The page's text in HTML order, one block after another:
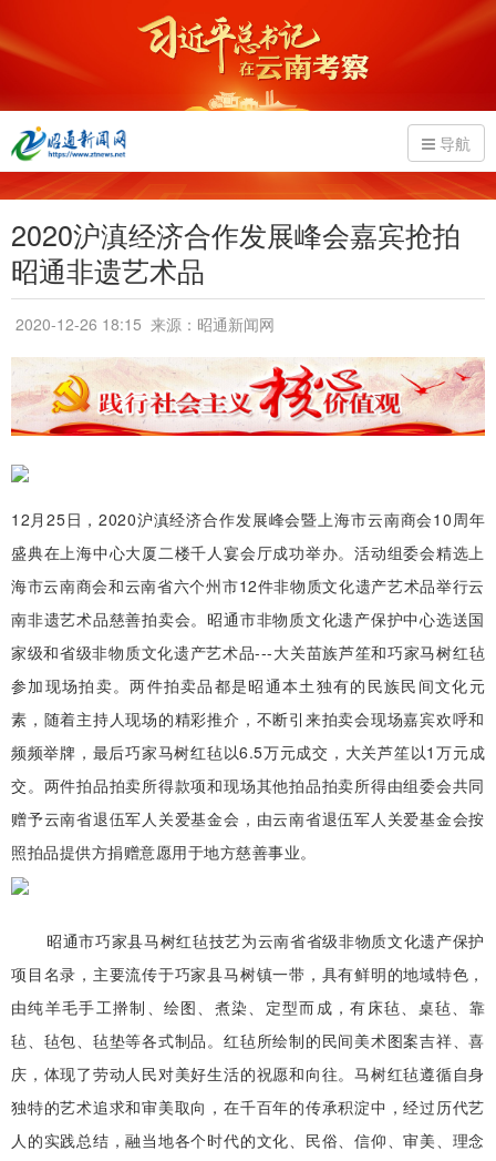
导航
2020沪滇经济合作发展峰会嘉宾抢拍
昭通非遗艺术品
2020-12-26 18:15 来源：昭通新闻网
12月25日，2020沪滇经济合作发展峰会暨上海市云南商会10周年
盛典在上海中心大厦二楼千人宴会厅成功举办。活动组委会精选上
海市云南商会和云南省六个州市12件非物质文化遗产艺术品举行云
南非遗艺术品慈善拍卖会。昭通市非物质文化遗产保护中心选送国
家级和省级非物质文化遗产艺术品---大关苗族芦笙和巧家马树红毡
参加现场拍卖。两件拍卖品都是昭通本土独有的民族民间文化元
素，随着主持人现场的精彩推介，不断引来拍卖会现场嘉宾欢呼和
频频举牌，最后巧家马树红毡以6.5万元成交，大关芦笙以1万元成
交。两件拍品拍卖所得款项和现场其他拍品拍卖所得由组委会共同
赠予云南省退伍军人关爱基金会，由云南省退伍军人关爱基金会按
照拍品提供方捐赠意愿用于地方慈善事业。
昭通市巧家县马树红毡技艺为云南省省级非物质文化遗产保护
项目名录，主要流传于巧家县马树镇一带，具有鲜明的地域特色，
由纯羊毛手工擀制、绘图、煮染、定型而成，有床毡、桌毡、靠
毡、毡包、毡垫等各式制品。红毡所绘制的民间美术图案吉祥、喜
庆，体现了劳动人民对美好生活的祝愿和向往。马树红毡遵循自身
独特的艺术追求和审美取向，在千百年的传承积淀中，经过历代艺
人的实践总结，融当地各个时代的文化、民俗、信仰、审美、理念